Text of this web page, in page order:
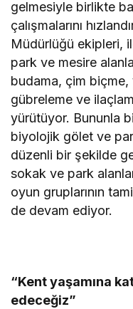
gelmesiyle birlikte
çalışmalarını
Müdürlüğü ekipleri,
park ve mesire
budama, çim
gübreleme ve
yürütüyor. Bununla
biyolojik gölet ve
düzenli bir şekilde
sokak ve park
oyun gruplarının
de devam ediyor.
“Kent yaşamına
edeceğiz”